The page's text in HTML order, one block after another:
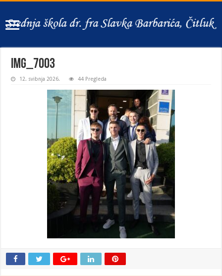
IMG_7003
12. svibnja 2026. 44 Pregleda